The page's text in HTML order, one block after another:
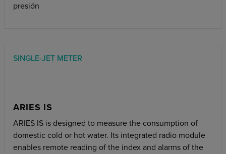
presión
SINGLE-JET METER
ARIES IS
ARIES IS is designed to measure the consumption of
domestic cold or hot water. Its integrated radio module
enables remote reading of the index and alarms of the